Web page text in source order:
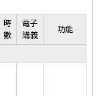
時
數
電子
講義
功能